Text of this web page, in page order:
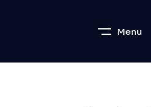
Menu